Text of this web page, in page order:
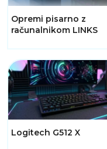
Opremi pisarno z
računalnikom LINKS
Logitech G512 X